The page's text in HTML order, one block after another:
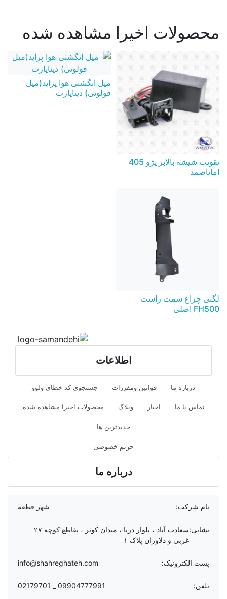
محصولات اخیرا مشاهده شده
تقویت شیشه بالابر پژو 405
اماتاصمد
میل انگشتی هوا پراید(میل
فولوتی) دیناپارت
لگنی چراغ سمت راست
FH500 اصلی
اطلاعات
درباره ما قوانین ومقررات جستجوی کد خطای ولوو
تماس با ما اخبار وبلاگ محصولات اخیرا مشاهده شده
جدیدترین ها
حریم خصوصی
درباره ما
نام شرکت: شهر قطعه
نشانی:
سعادت آباد ، بلوار دریا ، میدان کوثر ، تقاطع کوچه ۲۷
غربی و دلاوران پلاک ۱
پست الکترونیک: info@shahreghateh.com
تلفن: 09904777991 _ 02179701